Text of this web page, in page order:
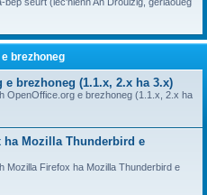
brezhoneg
brezhoneg (1.1.x, 2.x ha 3.x)
OpenOffice.org e brezhoneg (1.1.x, 2.x ha
Mozilla Thunderbird e
Mozilla Firefox ha Mozilla Thunderbird e